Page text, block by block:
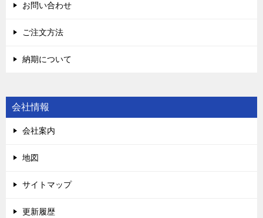
お問い合わせ
ご注文方法
納期について
会社情報
会社案内
地図
サイトマップ
更新履歴